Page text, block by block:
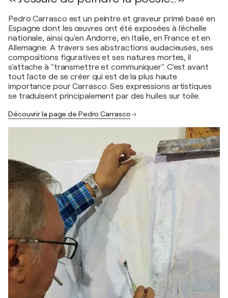
Pedro Carrasco est un peintre et graveur primé basé en
Espagne dont les œuvres ont été exposées à l'échelle
nationale, ainsi qu'en Andorre, en Italie, en France et en
Allemagne. A travers ses abstractions audacieuses, ses
compositions figuratives et ses natures mortes, il
s'attache à "transmettre et communiquer". C'est avant
tout l'acte de se créer qui est de la plus haute
importance pour Carrasco. Ses expressions artistiques
se traduisent principalement par des huiles sur toile.
Découvrir la page de Pedro Carrasco